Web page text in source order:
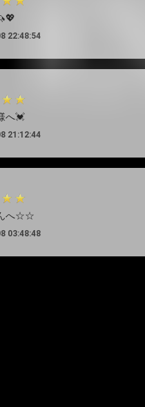
22:48:54
へ💓
21:12:44
へ☆☆
03:48:48